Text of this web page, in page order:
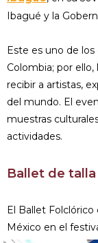
Ibagué y la
Este es uno de
Colombia; por
recibir a artistas,
del mundo. El
muestras
actividades.
Ballet de
El Ballet
México en el